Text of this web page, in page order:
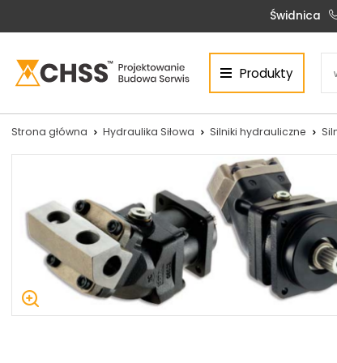
Centrum Hydrauliki Siłowej Świdnica
CHSS.PL DAWID WOŹNY
Siłowniki:
+48 690 884 272
silowniki@chss.pl
Serwis:
+48 536 202
+48 609 877
serwis@chss.pl
Świdnica
Produkty
Strona główna Hydraulika Siłowa Silniki hydrauliczne